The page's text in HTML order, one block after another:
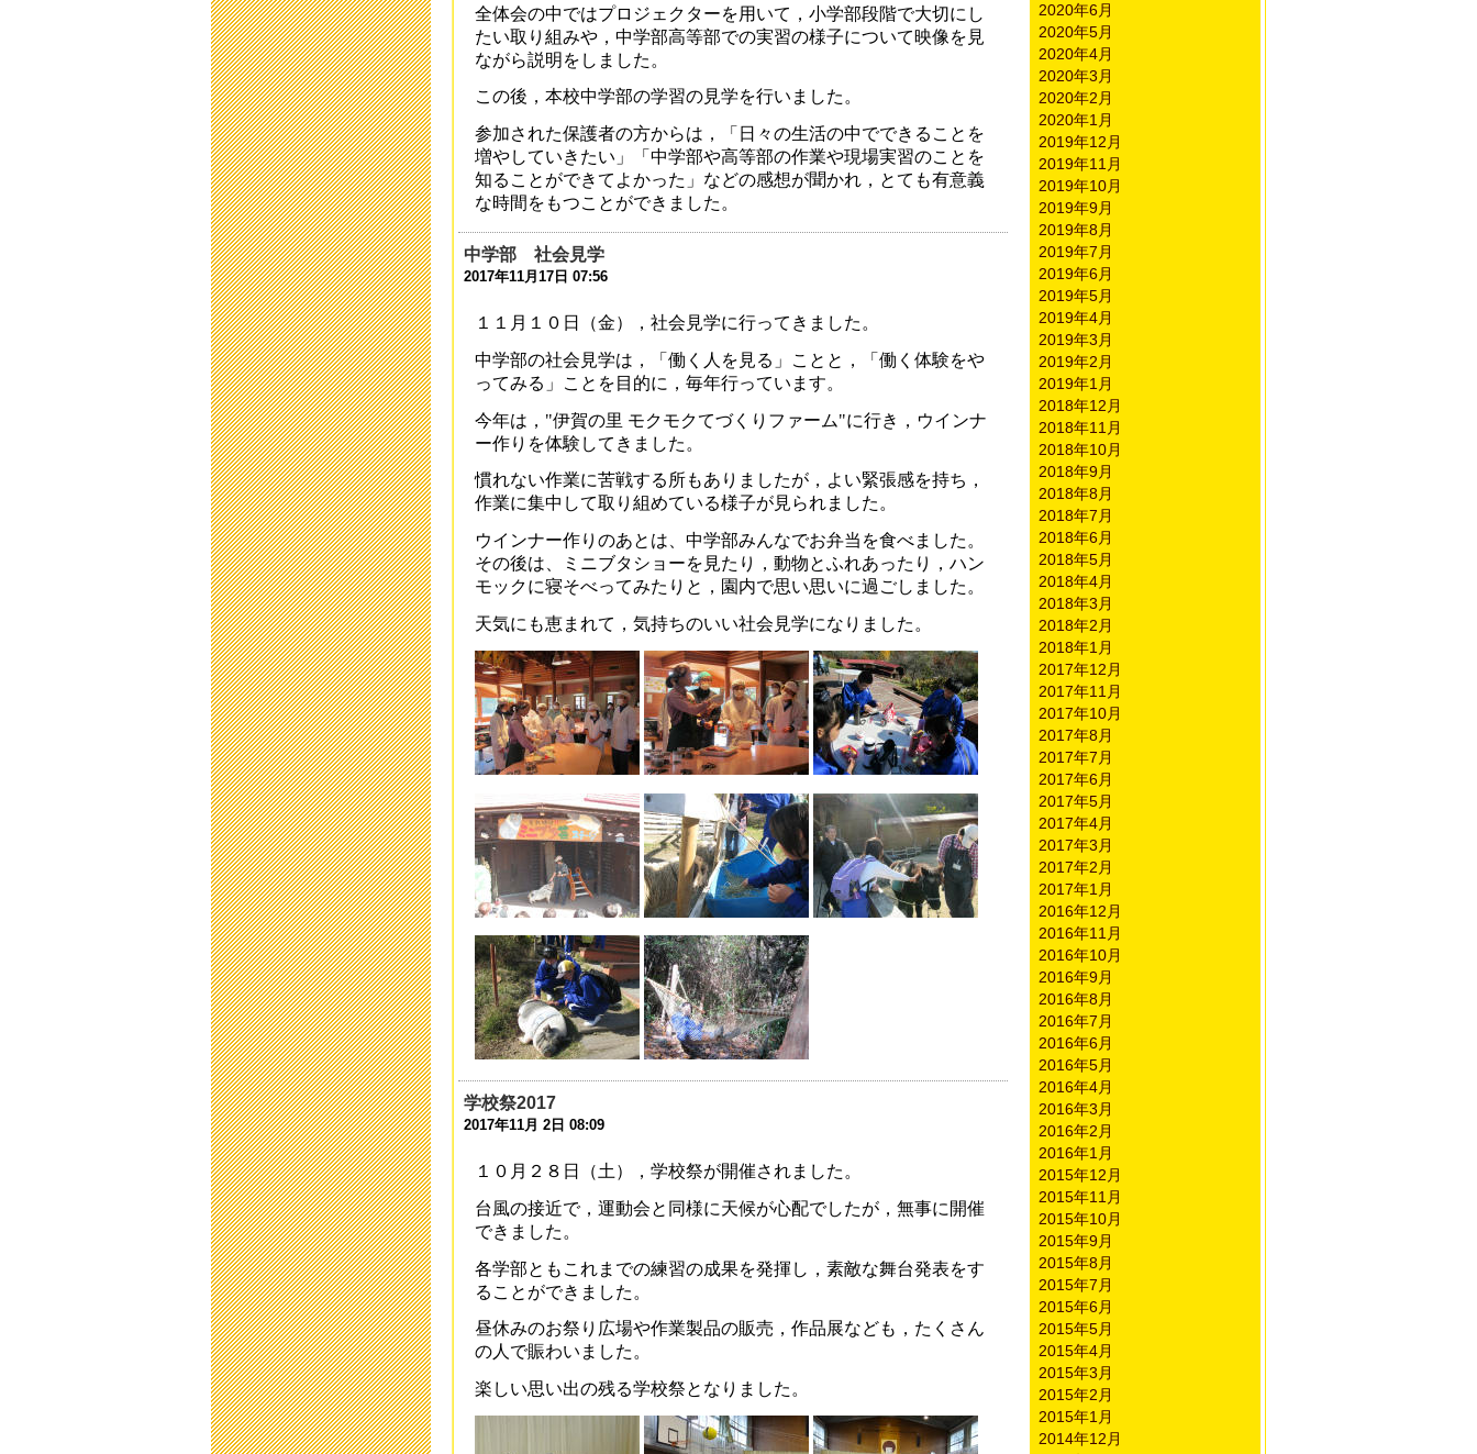
運動会を13日（日）に延期します。
2019年10月11日 12:00
令和2年度 入学選考実施要項を掲載しました
育友会夏祭り中止のお知らせ
2019年7月26日 16:34
2019年5月 7日 15:11
保健関係書類の更新について
「わいわい集まろう会」のお知らせ
2018年9月28日 08:00
いじめ防止基本方針
2018年9月 1日 13:51
「夏祭り」の中止について
2018年7月27日 11:06
2018年度 夏祭りについてのお知らせ
2018年7月26日 09:25
平成30年度 学校見学会について
第31回公開研究会へのご参加ありがとうございました。
2018年2月15日 07:38
「第３１回 公開研究会」の第２次案内を掲載しました
2017年12月13日 18:22
「第３１回 公開研究会」の第一次案内を掲載しました
2017年6月 1日 08:00
中庭改修工事 終了しました
2016年9月 7日 18:31
平成２９年度使用教科用図書の採択理由
2016年7月21日 08:25
中庭改修工事について
2016年7月19日 17:26
平成27年度 学校の教育活動のアンケートの結果を公開します
2016年5月10日 17:38
2016年5月 9日 18:23
避難訓練
2016年3月 1日 18:22
第30回公開研究会へのご参加ありがとうございました
2016年2月27日 11:25
小学部 進路ガイダンスを開催しました
2016年2月 2日 08:58
全体会の中ではプロジェクターを用いて，小学部段階で大切にし
たい取り組みや，中学部高等部での実習の様子について映像を見
ながら説明をしました。
この後，本校中学部の学習の見学を行いました。
参加された保護者の方からは，「日々の生活の中でできることを
増やしていきたい」「中学部や高等部の作業や現場実習のことを
知ることができてよかった」などの感想が聞かれ，とても有意義
な時間をもつことができました。
中学部 社会見学
2017年11月17日 07:56
１１月１０日（金），社会見学に行ってきました。
中学部の社会見学は，「働く人を見る」ことと，「働く体験をや
ってみる」ことを目的に，毎年行っています。
今年は，"伊賀の里 モクモクてづくりファーム"に行き，ウインナ
ー作りを体験してきました。
慣れない作業に苦戦する所もありましたが，よい緊張感を持ち，
作業に集中して取り組めている様子が見られました。
ウインナー作りのあとは、中学部みんなでお弁当を食べました。
その後は、ミニブタショーを見たり，動物とふれあったり，ハン
モックに寝そべってみたりと，園内で思い思いに過ごしました。
天気にも恵まれて，気持ちのいい社会見学になりました。
学校祭2017
2017年11月 2日 08:09
１０月２８日（土），学校祭が開催されました。
台風の接近で，運動会と同様に天候が心配でしたが，無事に開催
できました。
各学部ともこれまでの練習の成果を発揮し，素敵な舞台発表をす
ることができました。
昼休みのお祭り広場や作業製品の販売，作品展なども，たくさん
の人で賑わいました。
楽しい思い出の残る学校祭となりました。
2020年6月
2020年5月
2020年4月
2020年3月
2020年2月
2020年1月
2019年12月
2019年11月
2019年10月
2019年9月
2019年8月
2019年7月
2019年6月
2019年5月
2019年4月
2019年3月
2019年2月
2019年1月
2018年12月
2018年11月
2018年10月
2018年9月
2018年8月
2018年7月
2018年6月
2018年5月
2018年4月
2018年3月
2018年2月
2018年1月
2017年12月
2017年11月
2017年10月
2017年8月
2017年7月
2017年6月
2017年5月
2017年4月
2017年3月
2017年2月
2017年1月
2016年12月
2016年11月
2016年10月
2016年9月
2016年8月
2016年7月
2016年6月
2016年5月
2016年4月
2016年3月
2016年2月
2016年1月
2015年12月
2015年11月
2015年10月
2015年9月
2015年8月
2015年7月
2015年6月
2015年5月
2015年4月
2015年3月
2015年2月
2015年1月
2014年12月